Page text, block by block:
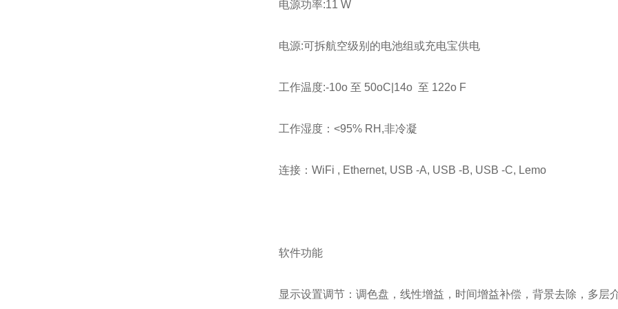
电源功率:11 W
电源:可拆航空级别的电池组或充电宝供电
工作温度:-10o 至 50oC|14o 至 122o F
工作湿度：<95% RH,非冷凝
连接：WiFi , Ethernet, USB -A, USB -B, USB -C, Lemo
软件功能
显示设置调节：调色盘，线性增益，时间增益补偿，背景去除，多层